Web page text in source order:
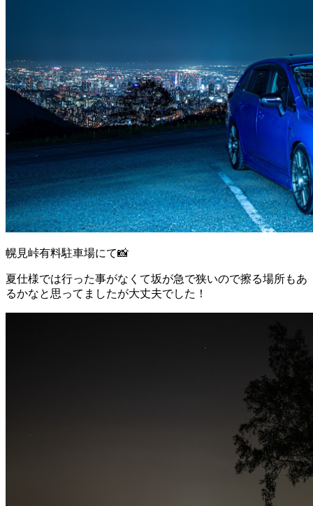
幌見峠有料駐車場にて📸
夏仕様では行った事がなくて坂が急で狭いので擦る場所もあ
るかなと思ってましたが大丈夫でした！